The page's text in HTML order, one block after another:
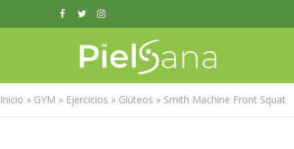
Inicio » GYM » Ejercicios » Glúteos » Smith Machine Front Squat